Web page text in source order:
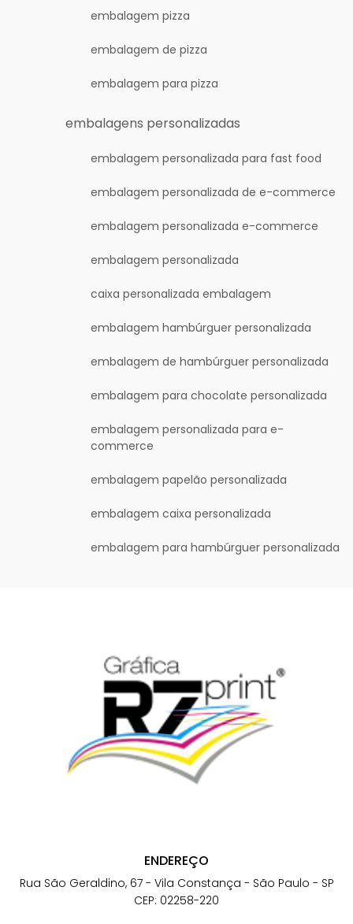
embalagem pizza
embalagem de pizza
embalagem para pizza
embalagens personalizadas
embalagem personalizada para fast food
embalagem personalizada de e-commerce
embalagem personalizada e-commerce
embalagem personalizada
caixa personalizada embalagem
embalagem hambúrguer personalizada
embalagem de hambúrguer personalizada
embalagem para chocolate personalizada
embalagem personalizada para e-
commerce
embalagem papelão personalizada
embalagem caixa personalizada
embalagem para hambúrguer personalizada
ENDEREÇO
Rua São Geraldino, 67 - Vila Constança - São Paulo - SP
CEP: 02258-220